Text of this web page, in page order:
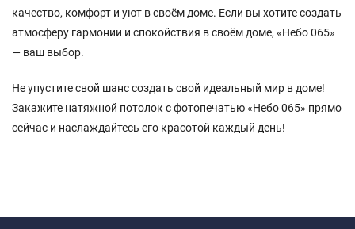
качество, комфорт и уют в своём доме. Если вы хотите создать
атмосферу гармонии и спокойствия в своём доме, «Небо 065»
— ваш выбор.
Не упустите свой шанс создать свой идеальный мир в доме!
Закажите натяжной потолок с фотопечатью «Небо 065» прямо
сейчас и наслаждайтесь его красотой каждый день!